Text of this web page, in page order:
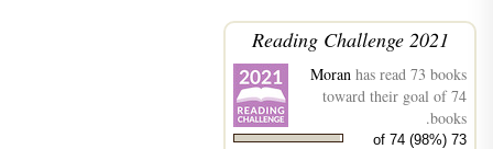
2021 Reading Challenge
Moran has read 73 books
toward their goal of 74
books.
73 of 74 (98%)